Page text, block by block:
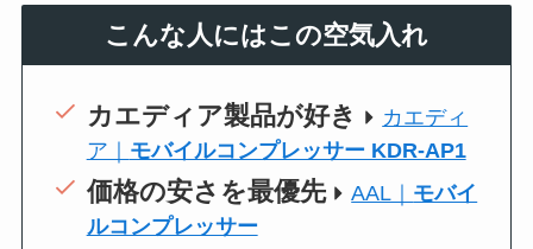
こんな人にはこの空気入れ
カエディア製品が好き
カエディ
ア｜ モバイルコンプレッサー KDR-AP1
価格の安さを最優先 AAL｜ モバイ
ルコンプレッサー